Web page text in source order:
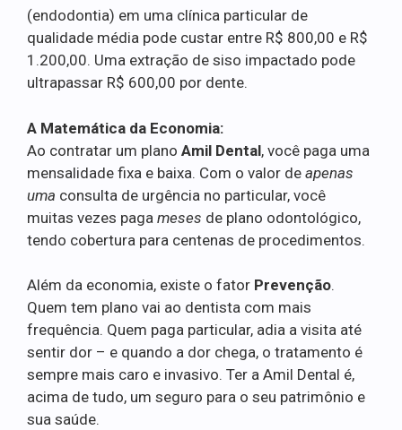
(endodontia) em uma clínica particular de
qualidade média pode custar entre R$ 800,00 e R$
1.200,00. Uma extração de siso impactado pode
ultrapassar R$ 600,00 por dente.
A Matemática da Economia:
Ao contratar um plano Amil Dental, você paga uma
mensalidade fixa e baixa. Com o valor de apenas
uma consulta de urgência no particular, você
muitas vezes paga meses de plano odontológico,
tendo cobertura para centenas de procedimentos.
Além da economia, existe o fator Prevenção.
Quem tem plano vai ao dentista com mais
frequência. Quem paga particular, adia a visita até
sentir dor – e quando a dor chega, o tratamento é
sempre mais caro e invasivo. Ter a Amil Dental é,
acima de tudo, um seguro para o seu patrimônio e
sua saúde.